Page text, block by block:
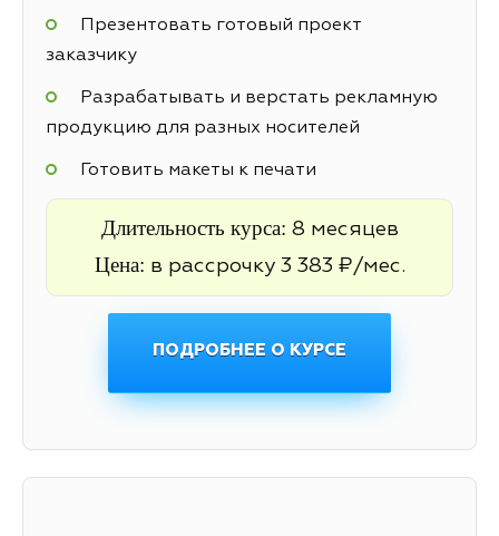
Презентовать готовый проект
заказчику
Разрабатывать и верстать рекламную
продукцию для разных носителей
Готовить макеты к печати
Длительность курса: 8 месяцев
Цена: в рассрочку 3 383 ₽/мес.
ПОДРОБНЕЕ О КУРСЕ